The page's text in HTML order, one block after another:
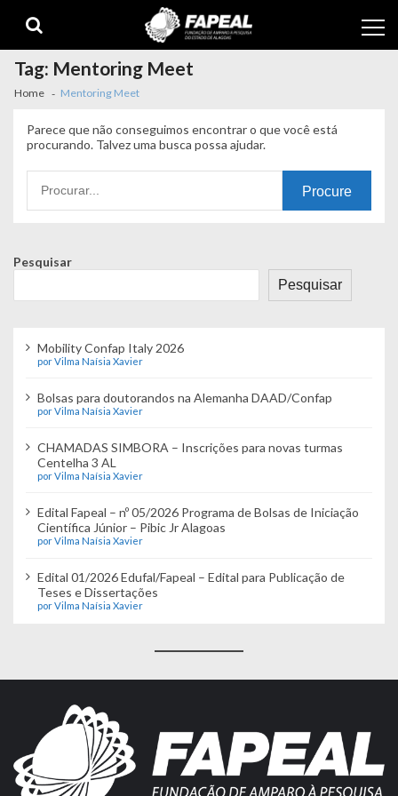
navigation
content
Tag: Mentoring Meet
Home Mentoring Meet
Parece que não conseguimos encontrar o que você está
procurando. Talvez uma busca possa ajudar.
por:
Pesquisar
Pesquisar
Mobility Confap Italy 2026
por Vilma Naísia Xavier
Bolsas para doutorandos na Alemanha DAAD/Confap
por Vilma Naísia Xavier
CHAMADAS SIMBORA – Inscrições para novas turmas
Centelha 3 AL
por Vilma Naísia Xavier
Edital Fapeal – nº 05/2026 Programa de Bolsas de Iniciação
Científica Júnior – Pibic Jr Alagoas
por Vilma Naísia Xavier
Edital 01/2026 Edufal/Fapeal – Edital para Publicação de
Teses e Dissertações
por Vilma Naísia Xavier